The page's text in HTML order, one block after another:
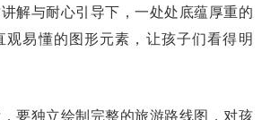
解与耐心引导下，一处处底蕴厚重的
观易懂的图形元素，让孩子们看得明
要独立绘制完整的旅游路线图，对孩